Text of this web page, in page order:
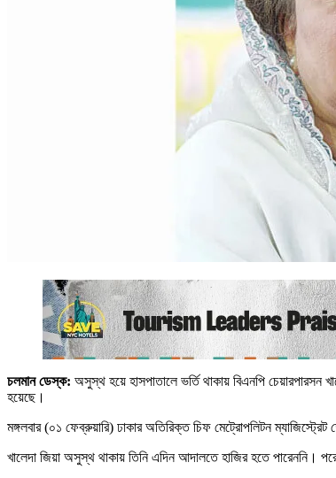
চলমান ডেস্ক: অসুস্থ হয়ে হাসপাতালে ভর্তি থাকায় বিএনপি চেয়ারপারসন
হয়েছে।
মঙ্গলবার (০১ ফেব্রুয়ারি) ঢাকার অতিরিক্ত চিফ মেট্রোপলিটন
খালেদা জিয়া অসুস্থ থাকায় তিনি এদিন আদালতে হাজির হতে পারেননি।